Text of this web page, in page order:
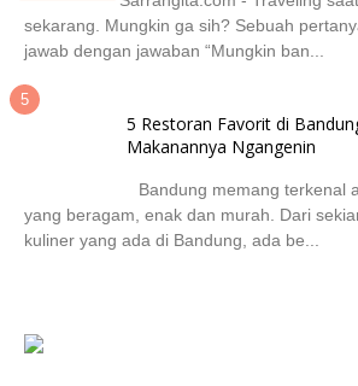
sekarang. Mungkin ga sih? Sebuah
jawab dengan jawaban “Mungkin ban...
5 Restoran Favorit di
Makanannya Ngangenin
Bandung memang terkenal
yang beragam, enak dan murah. Dari
kuliner yang ada di Bandung, ada be...